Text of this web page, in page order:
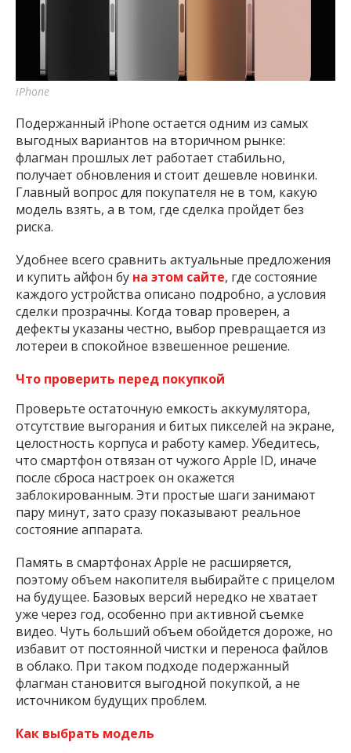
важную информацию о событиях
iPhone
Подержанный iPhone остается одним из самых
выгодных вариантов на вторичном рынке:
флагман прошлых лет работает стабильно,
получает обновления и стоит дешевле новинки.
Главный вопрос для покупателя не в том, какую
модель взять, а в том, где сделка пройдет без
риска.
Удобнее всего сравнить актуальные предложения
и купить айфон бу на этом сайте, где состояние
каждого устройства описано подробно, а условия
сделки прозрачны. Когда товар проверен, а
дефекты указаны честно, выбор превращается из
лотереи в спокойное взвешенное решение.
Что проверить перед покупкой
Проверьте остаточную емкость аккумулятора,
отсутствие выгорания и битых пикселей на экране,
целостность корпуса и работу камер. Убедитесь,
что смартфон отвязан от чужого Apple ID, иначе
после сброса настроек он окажется
заблокированным. Эти простые шаги занимают
пару минут, зато сразу показывают реальное
состояние аппарата.
Память в смартфонах Apple не расширяется,
поэтому объем накопителя выбирайте с прицелом
на будущее. Базовых версий нередко не хватает
уже через год, особенно при активной съемке
видео. Чуть больший объем обойдется дороже, но
избавит от постоянной чистки и переноса файлов
в облако. При таком подходе подержанный
флагман становится выгодной покупкой, а не
источником будущих проблем.
Как выбрать модель